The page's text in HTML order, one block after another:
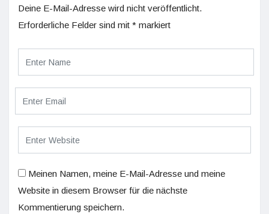
Deine E-Mail-Adresse wird nicht veröffentlicht.
Erforderliche Felder sind mit * markiert
Meinen Namen, meine E-Mail-Adresse und meine
Website in diesem Browser für die nächste
Kommentierung speichern.